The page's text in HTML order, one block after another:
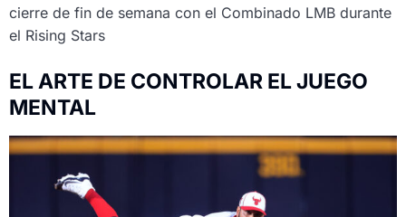
cierre de fin de semana con el Combinado LMB durante
el Rising Stars
EL ARTE DE CONTROLAR EL JUEGO
MENTAL